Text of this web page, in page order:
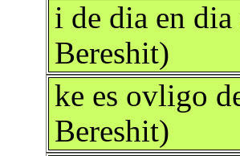
i de dia en
Bereshit)
ke es ovligo
Bereshit)